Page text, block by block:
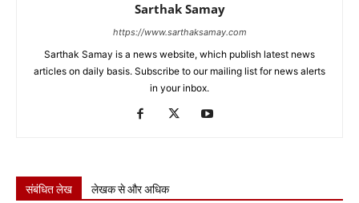
Sarthak Samay
https://www.sarthaksamay.com
Sarthak Samay is a news website, which publish latest news
articles on daily basis. Subscribe to our mailing list for news alerts
in your inbox.
संबंधित लेख लेखक से और अधिक